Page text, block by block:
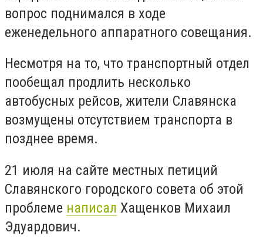
вопрос поднимался в ходе
еженедельного аппаратного совещания.
Несмотря на то, что транспортный отдел
пообещал продлить несколько
автобусных рейсов, жители Славянска
возмущены отсутствием транспорта в
позднее время.
21 июля на сайте местных петиций
Славянского городского совета об этой
проблеме написал Хащенков Михаил
Эдуардович.